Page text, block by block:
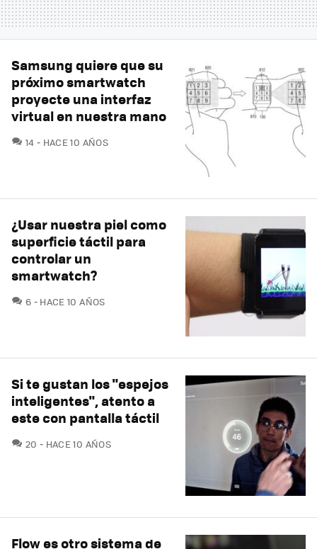
Samsung quiere que su
próximo smartwatch
proyecte una interfaz
virtual en nuestra mano
14 COMENTARIOS
HACE 10 AÑOS
¿Usar nuestra piel como
superficie táctil para
controlar un
smartwatch?
6 COMENTARIOS
HACE 10 AÑOS
Si te gustan los "espejos
inteligentes", atento a
este con pantalla táctil
20 COMENTARIOS
HACE 10 AÑOS
Flow es otro sistema de